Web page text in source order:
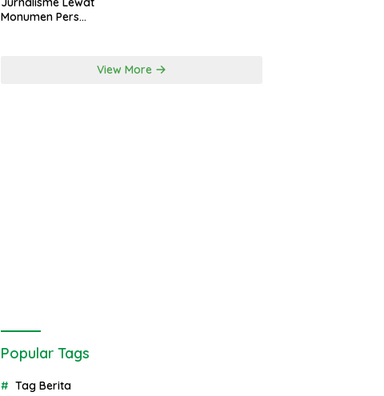
Monumen Pers
View More
Popular Tags
Tag Berita